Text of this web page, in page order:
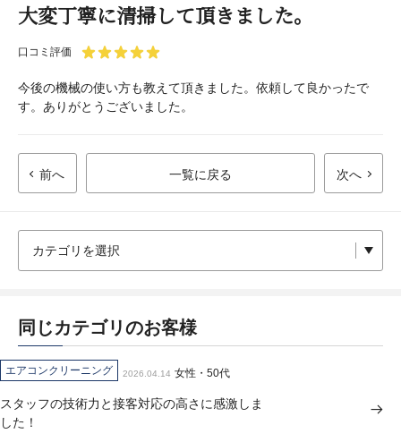
大変丁寧に清掃して頂きました。
口コミ評価
今後の機械の使い方も教えて頂きました。依頼して良かったで
す。ありがとうございました。
前へ 一覧に戻る 次へ
同じカテゴリのお客様
エアコンクリーニング 2026.04.14 女性・50代
スタッフの技術力と接客対応の高さに感激しま
した！